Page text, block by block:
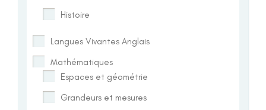
Histoire
Langues Vivantes Anglais
Mathématiques
Espaces et géométrie
Grandeurs et mesures